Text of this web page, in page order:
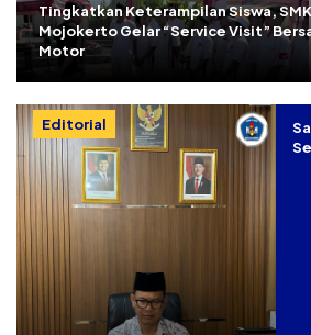
Tingkatkan Keterampilan Siswa,
Mojokerto Gelar “Service Visit”
Motor
Editorial